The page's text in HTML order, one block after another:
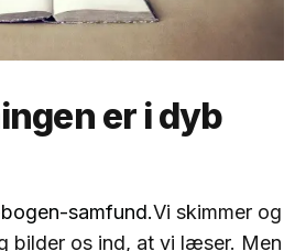
er i dyb
samfund.Vi skimmer og
bilder os ind, at vi læser. Men